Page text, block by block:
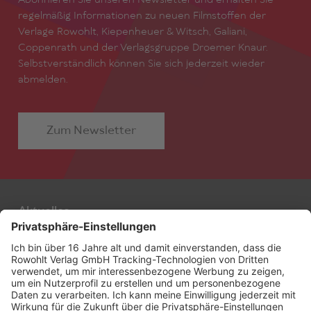
regelmäßig Informationen zu neuen Filmstoffen der
Verlage Rowohlt, Kiepenheuer & Witsch, Galiani,
Coppenrath und der Verlagsgruppe Droemer Knaur.
Selbstverständlich können Sie sich jederzeit wieder
abmelden.
Zum Newsletter
Aktuelles
Autor:innen
Filmstoffe